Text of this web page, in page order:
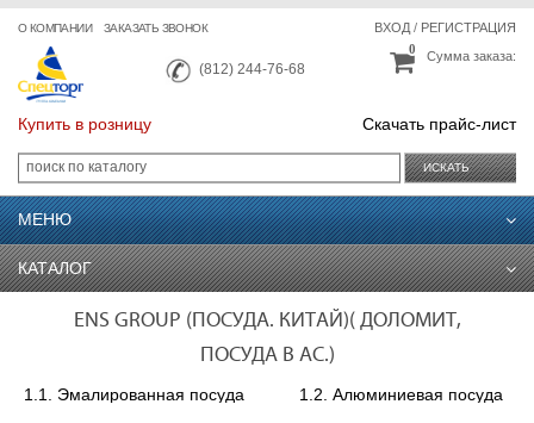
О КОМПАНИИ ЗАКАЗАТЬ ЗВОНОК
(812) 244-76-68
ВХОД/ РЕГИСТРАЦИЯ
Сумма заказа:
0
Купить в розницу Скачать прайс-лист
ИСКАТЬ
МЕНЮ
КАТАЛОГ
ENS GROUP (ПОСУДА. КИТАЙ)( ДОЛОМИТ,
ПОСУДА В АС.)
1.1. Эмалированная посуда 1.2. Алюминиевая посуда